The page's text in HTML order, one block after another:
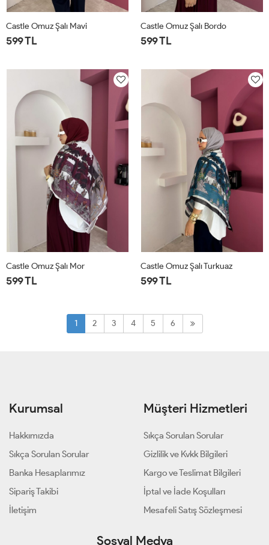
Castle Omuz Şalı Mavi
599 TL
Castle Omuz Şalı Bordo
599 TL
Castle Omuz Şalı Mor
599 TL
Castle Omuz Şalı Turkuaz
599 TL
1 2 3 4 5 6
Kurumsal
Hakkımızda
Sıkça Sorulan Sorular
Banka Hesaplarımız
Sipariş Takibi
İletişim
Müşteri Hizmetleri
Sıkça Sorulan Sorular
Gizlilik ve Kvkk Bilgileri
Kargo ve Teslimat Bilgileri
İptal ve İade Koşulları
Mesafeli Satış Sözleşmesi
Sosyal Medya